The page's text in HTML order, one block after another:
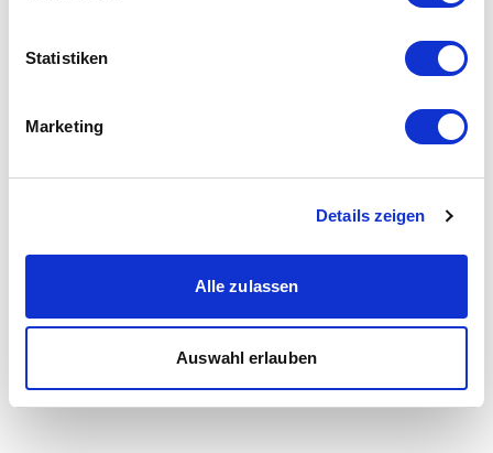
Statistiken
Marketing
Details zeigen
Alle zulassen
Auswahl erlauben